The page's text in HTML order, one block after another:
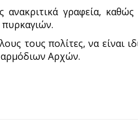
ανακριτικά γραφεία,
τους πολίτες, να είναι
αρμόδιων Αρχών.